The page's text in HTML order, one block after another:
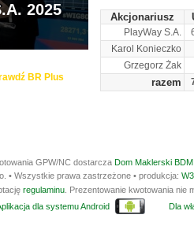
Akcjonariusz
PlayWay S.A.
Karol Konieczko
Grzegorz Żak
razem
2025
BR Plus
GPW/NC dostarcza Dom Maklerski
• Wszystkie prawa zastrzeżone • produkcja:
regulaminu . Prezentowanie kwotowania
dla systemu Android Dla